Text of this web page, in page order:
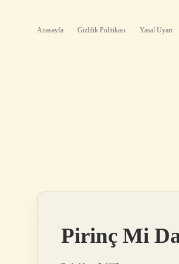
Anasayfa Gizlilik Politikası Yasal Uyarı
Pirinç Mi